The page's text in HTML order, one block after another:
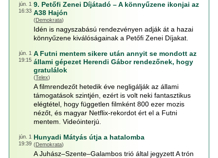
jún. 1
16:33
9. Petőfi Zenei Díjátadó – A könnyűzene ikonjai az
A38 Hajón
(Demokrata)
Idén is nagyszabású rendezvényen adják át a hazai
könnyűzene kiválóságainak a Petőfi Zenei Díjakat.
jún. 1
19:15
A Futni mentem sikere után annyit se mondott az
állami gépezet Herendi Gábor rendezőnek, hogy
gratulálok
(Telex)
A filmrendezőt hetedik éve negligálják az állami
támogatások szintjén, ezért is volt neki fantasztikus
elégtétel, hogy független filmként 800 ezer mozis
nézőt, és magyar Netflix-rekordot ért el a Futni
mentem. Videóinterjú.
jún. 1
19:39
Hunyadi Mátyás útja a hatalomba
(Demokrata)
A Juhász–Szente–Galambos trió által jegyzett A trón